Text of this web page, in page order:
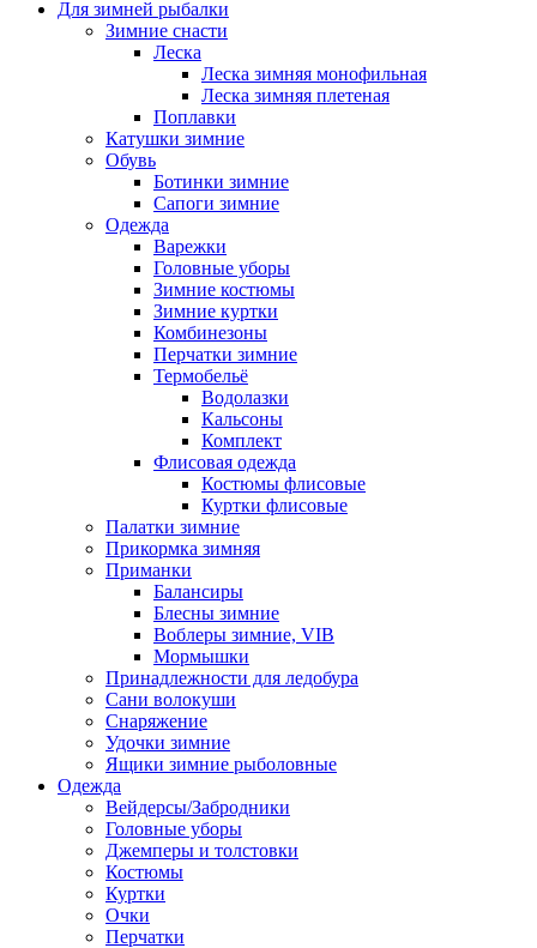
Для зимней рыбалки
Зимние снасти
Леска
Леска зимняя монофильная
Леска зимняя плетеная
Поплавки
Катушки зимние
Обувь
Ботинки зимние
Сапоги зимние
Одежда
Варежки
Головные уборы
Зимние костюмы
Зимние куртки
Комбинезоны
Перчатки зимние
Термобельё
Водолазки
Кальсоны
Комплект
Флисовая одежда
Костюмы флисовые
Куртки флисовые
Палатки зимние
Прикормка зимняя
Приманки
Балансиры
Блесны зимние
Воблеры зимние, VIB
Мормышки
Принадлежности для ледобура
Сани волокуши
Снаряжение
Удочки зимние
Ящики зимние рыболовные
Одежда
Вейдерсы/Забродники
Головные уборы
Джемперы и толстовки
Костюмы
Куртки
Очки
Перчатки